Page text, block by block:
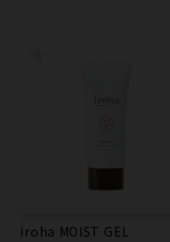
iroha MOIST GEL